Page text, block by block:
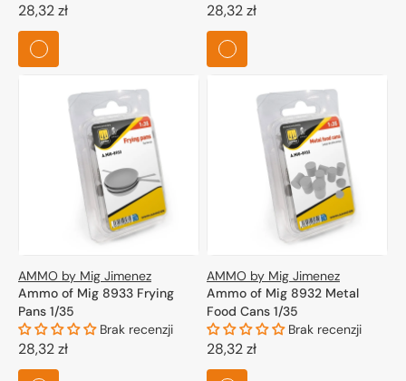
Cena
regularna
28,32 zł
Cena
regularna
28,32 zł
AMMO by Mig Jimenez
Ammo of Mig 8933 Frying
Pans 1/35
Brak recenzji
Cena
regularna
28,32 zł
AMMO by Mig Jimenez
Ammo of Mig 8932 Metal
Food Cans 1/35
Brak recenzji
Cena
regularna
28,32 zł